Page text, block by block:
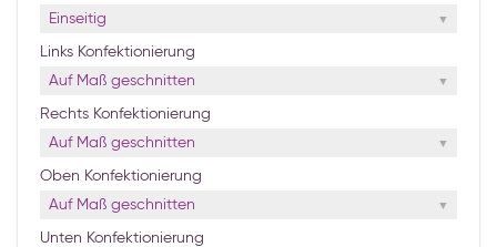
Einseitig
Links Konfektionierung
Auf Maß geschnitten
Rechts Konfektionierung
Auf Maß geschnitten
Oben Konfektionierung
Auf Maß geschnitten
Unten Konfektionierung